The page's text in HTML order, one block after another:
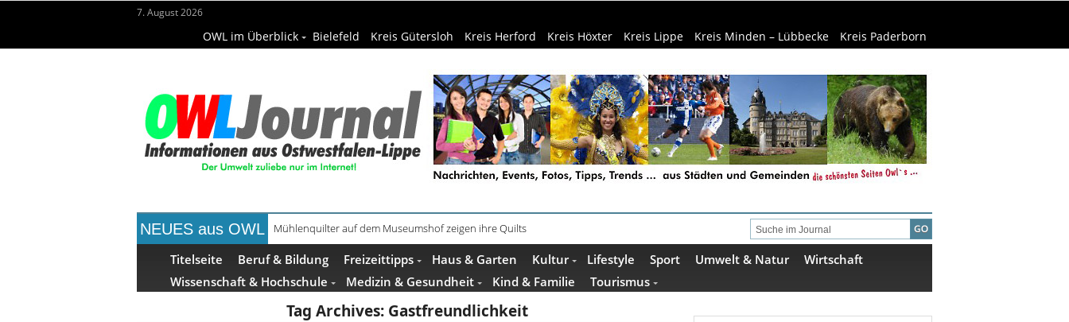
7. August 2026
OWL im Überblick Bielefeld Kreis Gütersloh Kreis Herford Kreis Höxter Kreis Lippe Kreis Minden – Lübbecke Kreis Paderborn
NEUES aus OWL Mühlenquilter auf dem Museumshof zeigen ihre Quilts
Digitale Bahnsysteme in Minden: Lokführer im Studium
Titelseite Beruf & Bildung Freizeittipps Haus & Garten Kultur Lifestyle Sport Umwelt & Natur
Wirtschaft
Wissenschaft & Hochschule
Medizin & Gesundheit Kind & Familie Tourismus
Tag Archives: Gastfreundlichkeit